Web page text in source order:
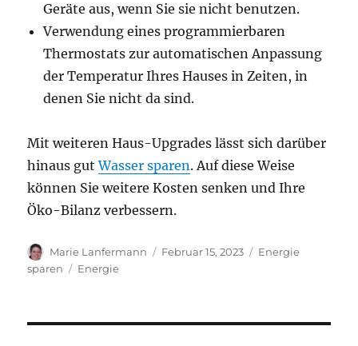
Geräte aus, wenn Sie sie nicht benutzen.
Verwendung eines programmierbaren
Thermostats zur automatischen Anpassung
der Temperatur Ihres Hauses in Zeiten, in
denen Sie nicht da sind.
Mit weiteren Haus-Upgrades lässt sich darüber
hinaus gutWasser sparen. Auf diese Weise
können Sie weitere Kosten senken und Ihre
Öko-Bilanz verbessern.
A
u
Marie Lanfermann
V
Februar 15, 2023
K
Energie
sparen
S
Energie